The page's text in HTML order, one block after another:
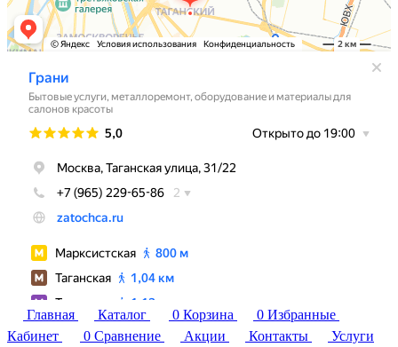
Главная Каталог 0 Корзина 0 Избранные
Кабинет
0 Сравнение Акции Контакты
Услуги